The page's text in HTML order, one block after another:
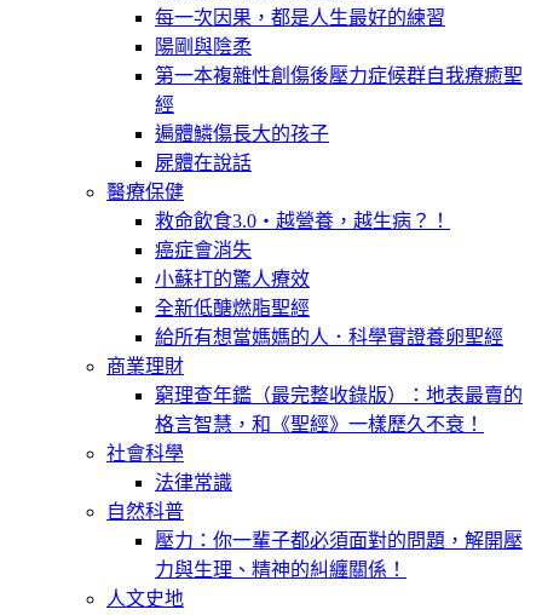
每一次因果，都是人生最好的練習
陽剛與陰柔
第一本複雜性創傷後壓力症候群自我療癒聖
經
遍體鱗傷長大的孩子
屍體在說話
醫療保健
救命飲食3.0‧越營養，越生病？！
癌症會消失
小蘇打的驚人療效
全新低醣燃脂聖經
給所有想當媽媽的人．科學實證養卵聖經
商業理財
窮理查年鑑（最完整收錄版）：地表最賣的
格言智慧，和《聖經》一樣歷久不衰！
社會科學
法律常識
自然科普
壓力：你一輩子都必須面對的問題，解開壓
力與生理、精神的糾纏關係！
人文史地